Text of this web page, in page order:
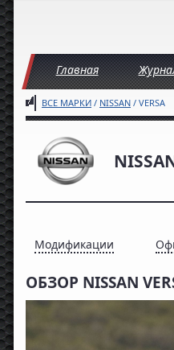
Главная
ВСЕ МАРКИ / NISSAN / VERSA
Модификации
ОБЗОР NISSAN